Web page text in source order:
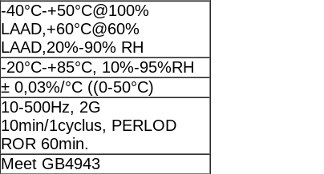
-40°C-+50°C@100%
LAAD,+60°C@60%
LAAD,20%-90% RH
-20°C-+85°C, 10%-95%RH
± 0,03%/°C ((0-50°C)
10-500Hz, 2G
10min/1cyclus, PERLOD
ROR 60min.
Meet GB4943